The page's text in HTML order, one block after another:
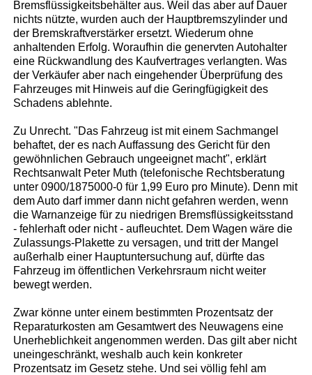
Bremsflüssigkeitsbehälter aus. Weil das aber auf Dauer
nichts nützte, wurden auch der Hauptbremszylinder und
der Bremskraftverstärker ersetzt. Wiederum ohne
anhaltenden Erfolg. Woraufhin die genervten Autohalter
eine Rückwandlung des Kaufvertrages verlangten. Was
der Verkäufer aber nach eingehender Überprüfung des
Fahrzeuges mit Hinweis auf die Geringfügigkeit des
Schadens ablehnte.
Zu Unrecht. "Das Fahrzeug ist mit einem Sachmangel
behaftet, der es nach Auffassung des Gericht für den
gewöhnlichen Gebrauch ungeeignet macht", erklärt
Rechtsanwalt Peter Muth (telefonische Rechtsberatung
unter 0900/1875000-0 für 1,99 Euro pro Minute). Denn mit
dem Auto darf immer dann nicht gefahren werden, wenn
die Warnanzeige für zu niedrigen Bremsflüssigkeitsstand
- fehlerhaft oder nicht - aufleuchtet. Dem Wagen wäre die
Zulassungs-Plakette zu versagen, und tritt der Mangel
außerhalb einer Hauptuntersuchung auf, dürfte das
Fahrzeug im öffentlichen Verkehrsraum nicht weiter
bewegt werden.
Zwar könne unter einem bestimmten Prozentsatz der
Reparaturkosten am Gesamtwert des Neuwagens eine
Unerheblichkeit angenommen werden. Das gilt aber nicht
uneingeschränkt, weshalb auch kein konkreter
Prozentsatz im Gesetz stehe. Und sei völlig fehl am